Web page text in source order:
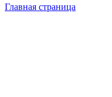
Главная страница